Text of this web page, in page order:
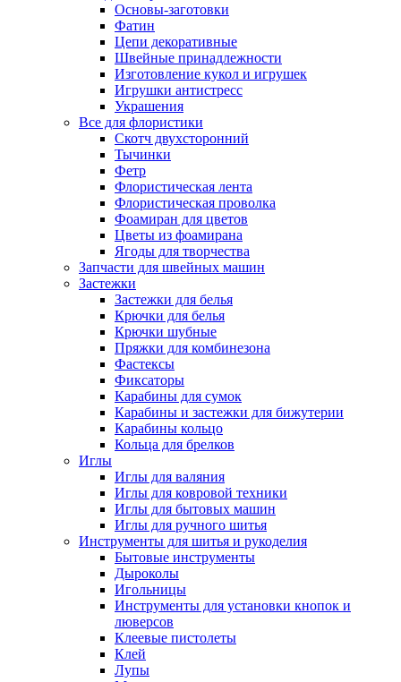
Основы-заготовки
Фатин
Цепи декоративные
Швейные принадлежности
Изготовление кукол и игрушек
Игрушки антистресс
Украшения
Все для флористики
Скотч двухсторонний
Тычинки
Фетр
Флористическая лента
Флористическая проволка
Фоамиран для цветов
Цветы из фоамирана
Ягоды для творчества
Запчасти для швейных машин
Застежки
Застежки для белья
Крючки для белья
Крючки шубные
Пряжки для комбинезона
Фастексы
Фиксаторы
Карабины для сумок
Карабины и застежки для бижутерии
Карабины кольцо
Кольца для брелков
Иглы
Иглы для валяния
Иглы для ковровой техники
Иглы для бытовых машин
Иглы для ручного шитья
Инструменты для шитья и рукоделия
Бытовые инструменты
Дыроколы
Игольницы
Инструменты для установки кнопок и
люверсов
Клеевые пистолеты
Клей
Лупы